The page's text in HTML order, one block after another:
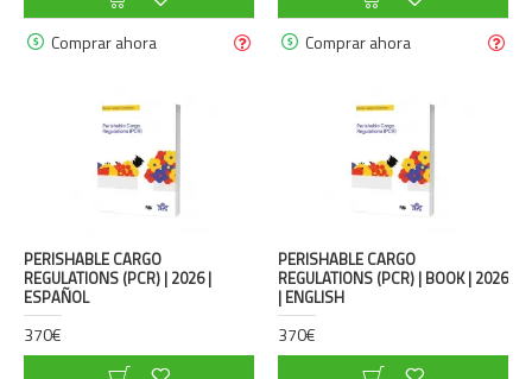
Comprar ahora Comprar ahora
PERISHABLE CARGO
REGULATIONS (PCR) | 2026 |
ESPAÑOL
370€
PERISHABLE CARGO
REGULATIONS (PCR) | BOOK | 2026
| ENGLISH
370€